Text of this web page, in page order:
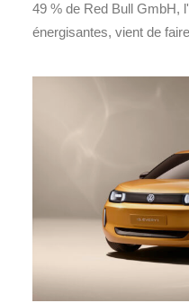
49 % de Red Bull GmbH,
énergisantes, vient de